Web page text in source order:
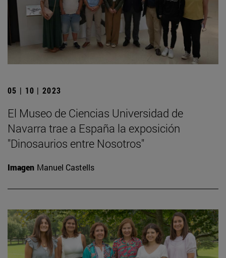
05 | 10 | 2023
El Museo de Ciencias Universidad de
Navarra trae a España la exposición
"Dinosaurios entre Nosotros"
Imagen Manuel Castells